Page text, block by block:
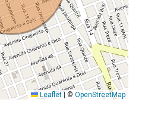
Leaflet © OpenStreetMap